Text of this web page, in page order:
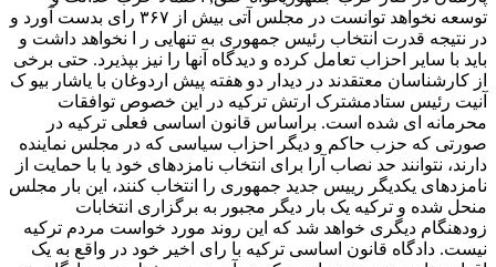
توسعه نخواهد توانست در مجلس آتی بیش از ۳۶۷ رای بدست آورد و
در نتیجه قدرت انتخاب رئیس جمهوری به تنهایی ر ا نخواهد داشت و
باید با سایر احزاب تعامل کرده و دیدگاه آنها را نیز بپذیرد. حتی برخی
از کارشناسان معتقدند در دیدار دو هفته پیش اردوغان با یاشار بیو ک
آنیت رئیس ستادمشترک ارتش ترکیه در این خصوص توافقات
محرمانه ای شده است. براساس قانون اساسی فعلی ترکیه در
صورتی که حزب حاکم و دیگر احزاب سیاسی که در مجلس نماینده
دارند، نتوانند حد نصاب آرا برای انتخاب نامزدهای خود یا با حمایت از
نامزدهای یکدیگر رییس جدید جمهوری را انتخاب کنند، این بار مجلس
منحل شده و ترکیه یک بار دیگر مجبور به برگزاری انتخابات
زودهنگام دیگری خواهد شد که این روند مورد خواست مردم ترکیه
نیست. دادگاه قانون اساسی ترکیه با رای اخیر خود در واقع به یک